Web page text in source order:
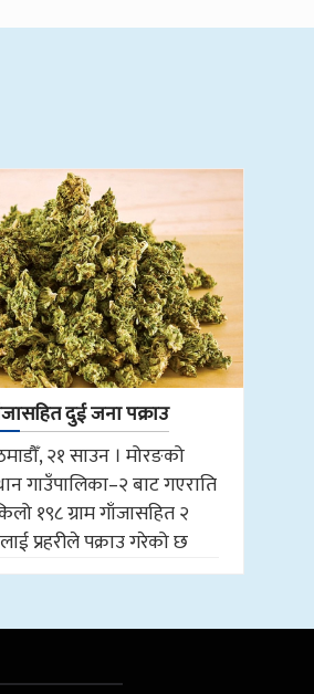
दुई जना पक्राउ
२१ साउन । मोरङको
गाउँपालिका–२ बाट गएराति
१९८ ग्राम गाँजासहित २
प्रहरीले पक्राउ गरेको छ